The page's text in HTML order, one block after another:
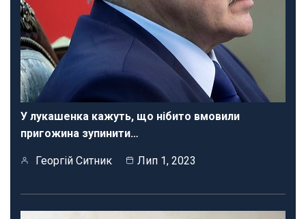
У лукашенка кажуть, що нібито вмовили
пригожина зупинити…
Георгій Ситник Лип 1, 2023